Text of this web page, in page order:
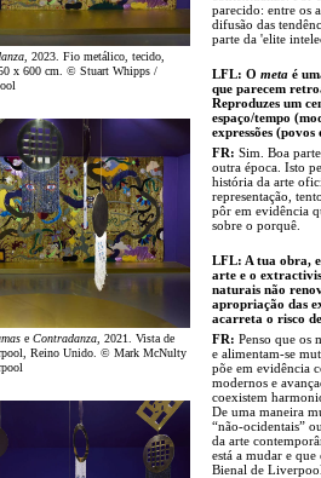
, 2023. Fio metálico, tecido,
x 600 cm. © Stuart Whipps /
e Contradanza, 2021. Vista de
Reino Unido. © Mark McNulty
parecido: entre os
difusão das
parte da 'elite
LFL: O meta é
que parecem
Reproduzes um
espaço/tempo
expressões
FR: Sim. Boa
outra época. Isto
história da arte
representação,
pôr em evidência
sobre o porquê.
LFL: A tua obra,
arte e o
naturais não
apropriação das
acarreta o risco
FR: Penso que os
e alimentam-se
põe em evidência
modernos e
coexistem
De uma maneira
“não-ocidentais”
da arte
está a mudar e
Bienal de